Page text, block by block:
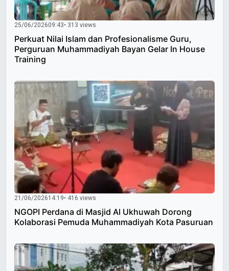
25/06/202609:43• 313 views
Perkuat Nilai Islam dan Profesionalisme Guru,
Perguruan Muhammadiyah Bayan Gelar In House
Training
21/06/202614:19• 416 views
NGOPI Perdana di Masjid Al Ukhuwah Dorong
Kolaborasi Pemuda Muhammadiyah Kota Pasuruan